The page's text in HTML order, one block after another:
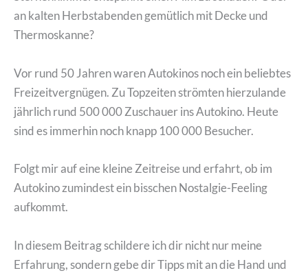
an kalten Herbstabenden gemütlich mit Decke und
Thermoskanne?
Vor rund 50 Jahren waren Autokinos noch ein beliebtes
Freizeitvergnügen. Zu Topzeiten strömten hierzulande
jährlich rund 500 000 Zuschauer ins Autokino. Heute
sind es immerhin noch knapp 100 000 Besucher.
Folgt mir auf eine kleine Zeitreise und erfahrt, ob im
Autokino zumindest ein bisschen Nostalgie-Feeling
aufkommt.
In diesem Beitrag schildere ich dir nicht nur meine
Erfahrung, sondern gebe dir Tipps mit an die Hand und